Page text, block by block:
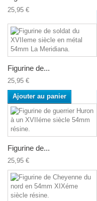
25,95 €
Figurine de...
25,95 €
Ajouter au panier
Figurine de...
25,95 €